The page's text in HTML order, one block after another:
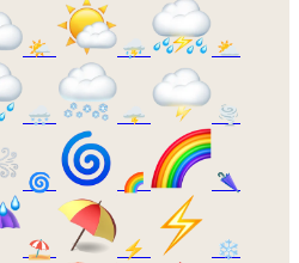
🌤️ ⛈️ ⛅
🌨️ 🌩️ 🌪️
🌀 🌈 🌂
⛱️ ⚡ ❄️